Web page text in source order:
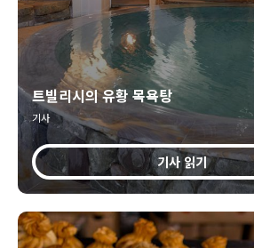
트빌리시의 유황 목욕탕
기사
기사 읽기